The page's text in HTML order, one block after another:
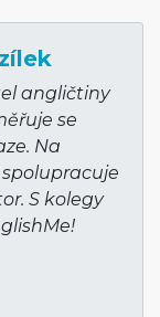
angličtiny
se
Na
S kolegy